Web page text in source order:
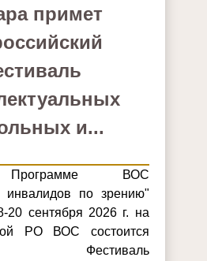
примет
и...
Программе ВОС
инвалидов по зрению"
20 сентября 2026 г. на
РО ВОС состоится
Фестиваль